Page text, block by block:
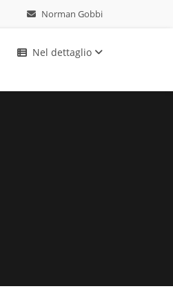
Norman Gobbi
Nel dettaglio